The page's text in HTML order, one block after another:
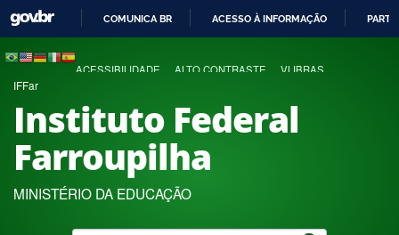
COMUNICA BR ACESSO À INFORMAÇÃO
ACESSIBILIDADE ALTO CONTRASTE VLIBRAS
IFFar
Instituto Federal
Farroupilha
MINISTÉRIO DA EDUCAÇÃO